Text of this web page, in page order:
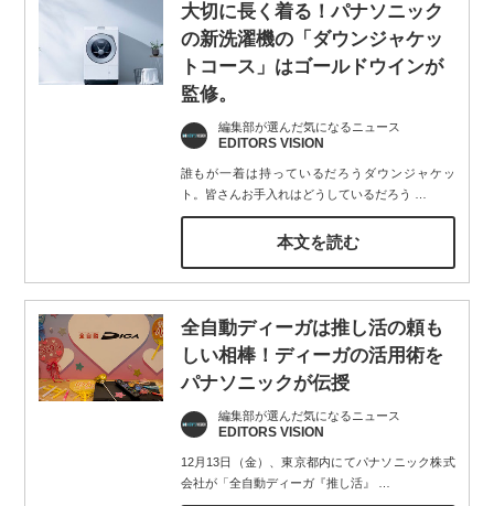
大切に長く着る！パナソニック
の新洗濯機の「ダウンジャケッ
トコース」はゴールドウインが
監修。
編集部が選んだ気になるニュース
EDITORS VISION
誰もが一着は持っているだろうダウンジャケッ
ト。皆さんお手入れはどうしているだろう
本文を読む
全自動ディーガは推し活の頼も
しい相棒！ディーガの活用術を
パナソニックが伝授
編集部が選んだ気になるニュース
EDITORS VISION
12月13日（金）、東京都内にてパナソニック株式
会社が「全自動ディーガ『推し活』